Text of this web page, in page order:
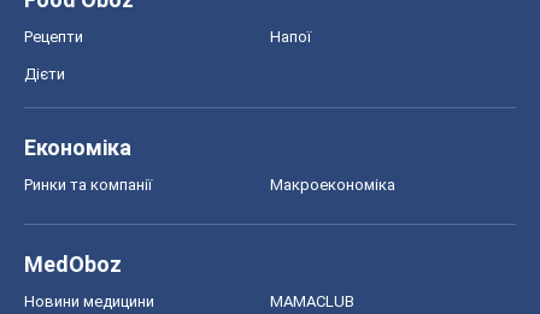
Рецепти Напої
Дієти
Економіка
Ринки та компанії Макроекономіка
MedOboz
Новини медицини MAMACLUB